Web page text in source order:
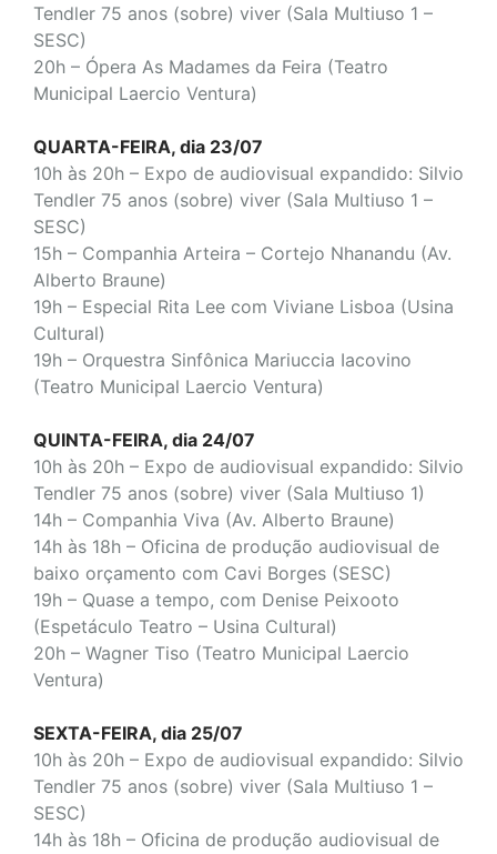
Tendler 75 anos (sobre) viver (Sala Multiuso 1 –
SESC)
20h – Ópera As Madames da Feira (Teatro
Municipal Laercio Ventura)
QUARTA-FEIRA, dia 23/07
10h às 20h – Expo de audiovisual expandido: Silvio
Tendler 75 anos (sobre) viver (Sala Multiuso 1 –
SESC)
15h – Companhia Arteira – Cortejo Nhanandu (Av.
Alberto Braune)
19h – Especial Rita Lee com Viviane Lisboa (Usina
Cultural)
19h – Orquestra Sinfônica Mariuccia Iacovino
(Teatro Municipal Laercio Ventura)
QUINTA-FEIRA, dia 24/07
10h às 20h – Expo de audiovisual expandido: Silvio
Tendler 75 anos (sobre) viver (Sala Multiuso 1)
14h – Companhia Viva (Av. Alberto Braune)
14h às 18h – Oficina de produção audiovisual de
baixo orçamento com Cavi Borges (SESC)
19h – Quase a tempo, com Denise Peixooto
(Espetáculo Teatro – Usina Cultural)
20h – Wagner Tiso (Teatro Municipal Laercio
Ventura)
SEXTA-FEIRA, dia 25/07
10h às 20h – Expo de audiovisual expandido: Silvio
Tendler 75 anos (sobre) viver (Sala Multiuso 1 –
SESC)
14h às 18h – Oficina de produção audiovisual de